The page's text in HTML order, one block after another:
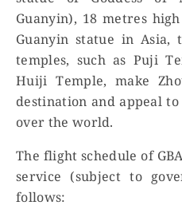
Guanyin), 18 metres
Guanyin statue in
temples, such as Puji
Huiji Temple, make
destination and appeal
over the world.
The flight schedule of
service (subject to
follows: